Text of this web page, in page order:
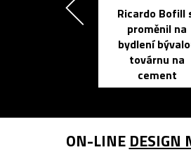
Ricardo Bofill
proměnil na
bydlení
továrnu na
cement
ON-LINE DESIGN